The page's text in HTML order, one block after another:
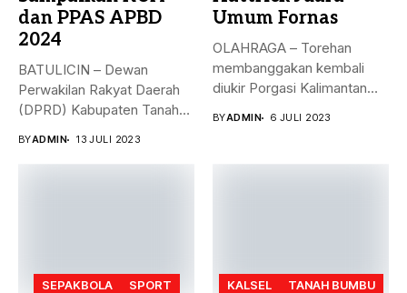
dan PPAS APBD
2024
BATULICIN – Dewan
Perwakilan Rakyat Daerah
(DPRD) Kabupaten Tanah
BYADMIN 13 JULI 2023
Umum Fornas
OLAHRAGA – Torehan
membanggakan kembali
diukir Porgasi Kalimantan
BYADMIN 6 JULI 2023
SEPAKBOLA SPORT KALSEL TANAH BUMBU